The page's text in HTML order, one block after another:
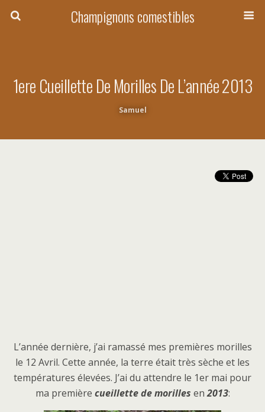
Champignons comestibles
1ere Cueillette De Morilles De L’année 2013
Samuel
L’année dernière, j’ai ramassé mes premières morilles
le 12 Avril. Cette année, la terre était très sèche et les
températures élevées. J’ai du attendre le 1er mai pour
ma première cueillette de morilles en2013: